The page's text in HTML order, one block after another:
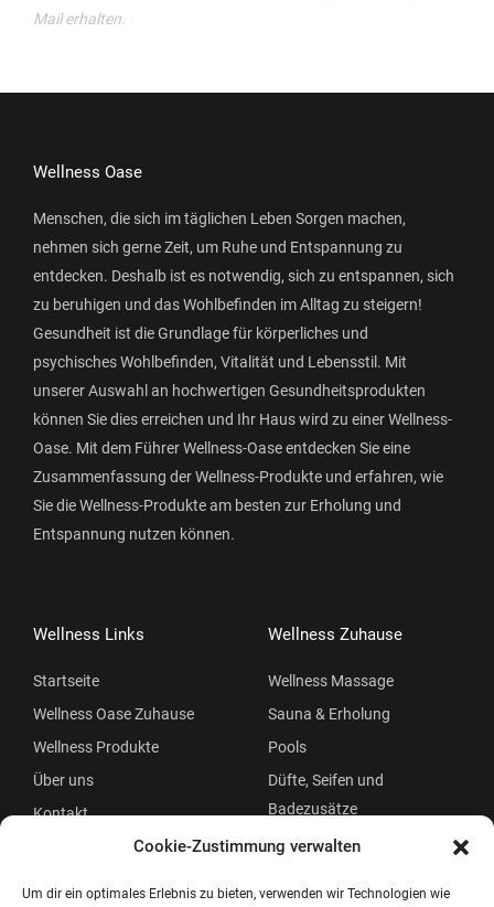
Cookie-Zustimmung verwalten
Um dir ein optimales Erlebnis zu bieten, verwenden wir Technologien wie
Mail erhalten.
Wellness Oase
Menschen, die sich im täglichen Leben Sorgen machen,
nehmen sich gerne Zeit, um Ruhe und Entspannung zu
entdecken. Deshalb ist es notwendig, sich zu entspannen, sich
zu beruhigen und das Wohlbefinden im Alltag zu steigern!
Gesundheit ist die Grundlage für körperliches und
psychisches Wohlbefinden, Vitalität und Lebensstil. Mit
unserer Auswahl an hochwertigen Gesundheitsprodukten
können Sie dies erreichen und Ihr Haus wird zu einer Wellness-
Oase. Mit dem Führer Wellness-Oase entdecken Sie eine
Zusammenfassung der Wellness-Produkte und erfahren, wie
Sie die Wellness-Produkte am besten zur Erholung und
Entspannung nutzen können.
Wellness Links
Startseite
Wellness Oase Zuhause
Wellness Produkte
Über uns
Kontakt
Wellness Zuhause
Wellness Massage
Sauna & Erholung
Pools
Düfte, Seifen und
Badezusätze
Beauty